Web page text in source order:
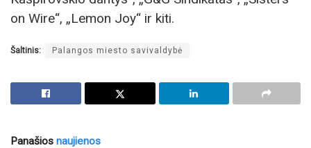
on Wire“, „Lemon Joy“ ir kiti.
Šaltinis: Palangos miesto savivaldybė
Panašios naujienos